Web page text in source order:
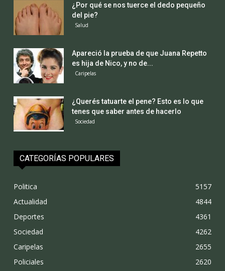
¿Por qué se nos tuerce el dedo pequeño
del pie?
Salud
Apareció la prueba de que Juana Repetto
es hija de Nico, y no de...
Caripelas
¿Querés tatuarte el pene? Esto es lo que
tenes que saber antes de hacerlo
Sociedad
CATEGORÍAS POPULARES
Politica
5157
Actualidad
4844
Deportes
4361
Sociedad
4262
Caripelas
2655
Policiales
2620